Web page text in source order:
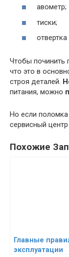
авометр;
тиски;
Чтобы починить
что это в
строя деталей.
питания, можно
Но если
сервисный
Похожие
Главные
эксплуатации